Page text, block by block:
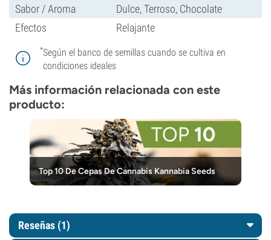
Sabor / Aroma
Dulce, Terroso, Chocolate
Efectos
Relajante
*Según el banco de semillas cuando se cultiva en
condiciones ideales
Más información relacionada con este
producto:
Top 10 De Cepas De Cannabis Kannabia Seeds
Reseñas (1)